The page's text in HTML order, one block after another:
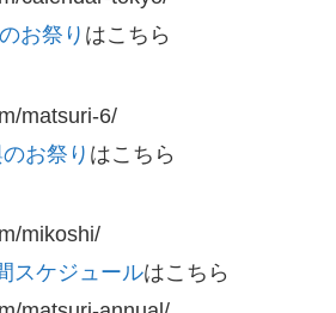
お祭り はこちら
matsuri-6/
お祭り はこちら
mikoshi/
スケジュールはこちら